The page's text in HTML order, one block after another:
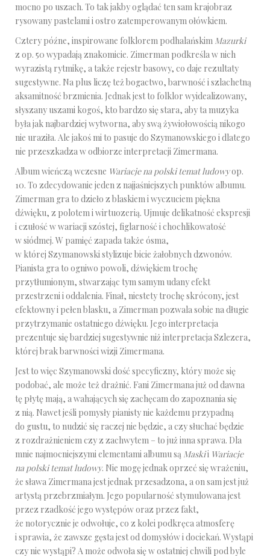
mocno po uszach. To tak jakby oglądać ten sam krajobraz
rysowany pastelami i ostro zatemperowanym ołówkiem.
Cztery późne, inspirowane folklorem podhalańskim Mazurki
z op. 50 wypadają znakomicie. Zimerman podkreśla w nich
wyrazistą rytmikę, a także rejestr basowy, co daje rezultaty
sugestywne. Na plus liczę też bogactwo, barwność i szlachetną
aksamitność brzmienia. Jednak jest to folklor wyidealizowany,
słyszany uszami kogoś, kto bardzo się stara, aby ta muzyka
była jak najbardziej wytworna, aby swą żywiołowością nikogo
nie uraziła. Ale jakoś mi to pasuje do Szymanowskiego i dlatego
nie przeszkadza w odbiorze interpretacji Zimermana.
Album wieńczą wczesne Wariacje na polski temat ludowyop.
10. To zdecydowanie jeden z najjaśniejszych punktów albumu.
Zimerman gra to dzieło z blaskiem i wyczuciem piękna
dźwięku, z polotem i wirtuozerią. Ujmuje delikatność ekspresji
i czułość w wariacji szóstej, figlarność i chochlikowatość
w siódmej. W pamięć zapada także ósma,
w której Szymanowski stylizuje bicie żałobnych dzwonów.
Pianista gra to ogniwo powoli, dźwiękiem trochę
przytłumionym, stwarzając tym samym udany efekt
przestrzeni i oddalenia. Finał, niestety trochę skrócony, jest
efektowny i pełen blasku, a Zimerman pozwala sobie na długie
przytrzymanie ostatniego dźwięku. Jego interpretacja
prezentuje się bardziej sugestywnie niż interpretacja Szlezera,
której brak barwności wizji Zimermana.
Jest to więc Szymanowski dość specyficzny, który może się
podobać, ale może też drażnić. Fani Zimermana już od dawna
tę płytę mają, a wahających się zachęcam do zapoznania się
z nią. Nawet jeśli pomysły pianisty nie każdemu przypadną
do gustu, to nudzić się raczej nie będzie, a czy słuchać będzie
z rozdrażnieniem czy z zachwytem – to już inna sprawa. Dla
mnie najmocniejszymi elementami albumu są Maskii Wariacje
na polski temat ludowy. Nie mogę jednak oprzeć się wrażeniu,
że sława Zimermana jest jednak przesadzona, a on sam jest już
artystą przebrzmiałym. Jego popularność stymulowana jest
przez rzadkość jego występów oraz przez fakt,
że notorycznie je odwołuje, co z kolei podkręca atmosferę
i sprawia, że zawsze gęsta jest od domysłów i dociekań. Wystąpi
czy nie wystąpi? A może odwoła się w ostatniej chwili pod byle